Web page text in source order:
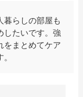
暮らしの部屋も
したいです。強
をまとめてケア